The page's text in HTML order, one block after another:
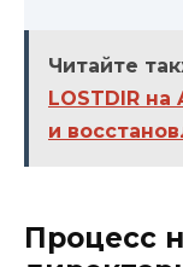
Читайте
LOSTDIR
и
Процесс